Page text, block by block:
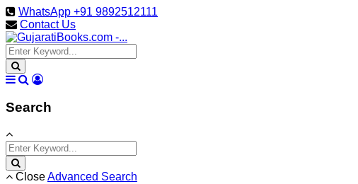
WhatsApp +91 9892512111
Contact Us
Search
CloseAdvanced Search